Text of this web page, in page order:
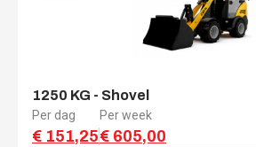
1250 KG - Shovel
Per dag
€ 151,25
Per week
€ 605,00